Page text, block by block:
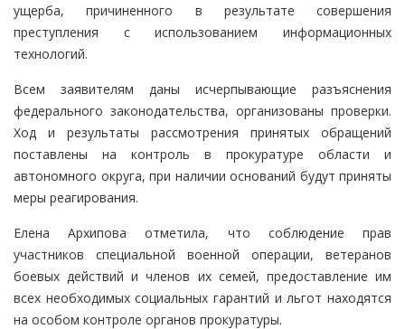
ущерба, причиненного в результате совершения
преступления с использованием информационных
технологий.
Всем заявителям даны исчерпывающие разъяснения
федерального законодательства, организованы проверки.
Ход и результаты рассмотрения принятых обращений
поставлены на контроль в прокуратуре области и
автономного округа, при наличии оснований будут приняты
меры реагирования.
Елена Архипова отметила, что соблюдение прав
участников специальной военной операции, ветеранов
боевых действий и членов их семей, предоставление им
всех необходимых социальных гарантий и льгот находятся
на особом контроле органов прокуратуры.